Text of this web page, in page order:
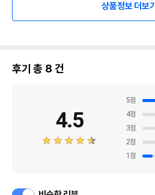
상품정보 더보기
후기 총 8 건
4.5
5점
4점
3점
2점
1 점